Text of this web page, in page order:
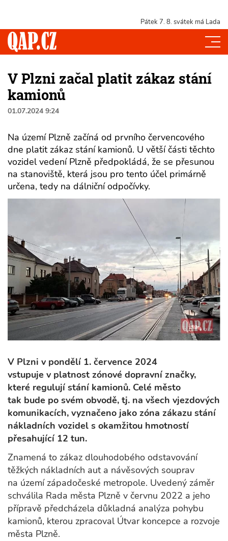
Pátek 7. 8. svátek má Lada
V Plzni začal platit zákaz stání
kamionů
01.07.2024 9:24
Na území Plzně začíná od prvního červencového
dne platit zákaz stání kamionů. U větší části těchto
vozidel vedení Plzně předpokládá, že se přesunou
na stanoviště, která jsou pro tento účel primárně
určena, tedy na dálniční odpočívky.
V Plzni v pondělí 1. července 2024
vstupuje v platnost zónové dopravní značky,
které regulují stání kamionů. Celé město
tak bude po svém obvodě, tj. na všech vjezdových
komunikacích, vyznačeno jako zóna zákazu stání
nákladních vozidel s okamžitou hmotností
přesahující 12 tun.
Znamená to zákaz dlouhodobého odstavování
těžkých nákladních aut a návěsových souprav
na území západočeské metropole. Uvedený záměr
schválila Rada města Plzně v červnu 2022 a jeho
přípravě předcházela důkladná analýza pohybu
kamionů, kterou zpracoval Útvar koncepce a rozvoje
města Plzně.